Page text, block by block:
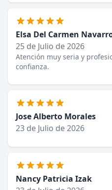
Elsa Del Carmen
25 de Julio de 2026
Atención muy seria y
confianza.
Jose Alberto Morales
23 de Julio de 2026
Nancy Patricia Izak